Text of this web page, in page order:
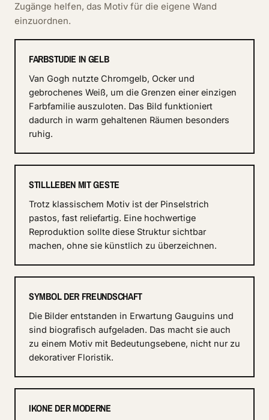
Zugänge helfen, das Motiv für die eigene Wand
einzuordnen.
FARBSTUDIE IN GELB
Van Gogh nutzte Chromgelb, Ocker und
gebrochenes Weiß, um die Grenzen einer einzigen
Farbfamilie auszuloten. Das Bild funktioniert
dadurch in warm gehaltenen Räumen besonders
ruhig.
STILLLEBEN MIT GESTE
Trotz klassischem Motiv ist der Pinselstrich
pastos, fast reliefartig. Eine hochwertige
Reproduktion sollte diese Struktur sichtbar
machen, ohne sie künstlich zu überzeichnen.
SYMBOL DER FREUNDSCHAFT
Die Bilder entstanden in Erwartung Gauguins und
sind biografisch aufgeladen. Das macht sie auch
zu einem Motiv mit Bedeutungsebene, nicht nur zu
dekorativer Floristik.
IKONE DER MODERNE